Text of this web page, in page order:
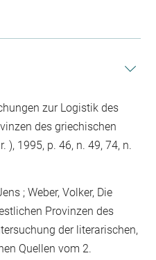
zur Logistik des
des griechischen
), 1995, p. 46, n. 49, 74, n.
; Weber, Volker, Die
Provinzen des
der literarischen,
Quellen vom 2.